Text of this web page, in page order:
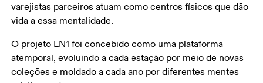
varejistas parceiros atuam como centros físicos que dão
vida a essa mentalidade.
O projeto LN1 foi concebido como uma plataforma
atemporal, evoluindo a cada estação por meio de novas
coleções e moldado a cada ano por diferentes mentes